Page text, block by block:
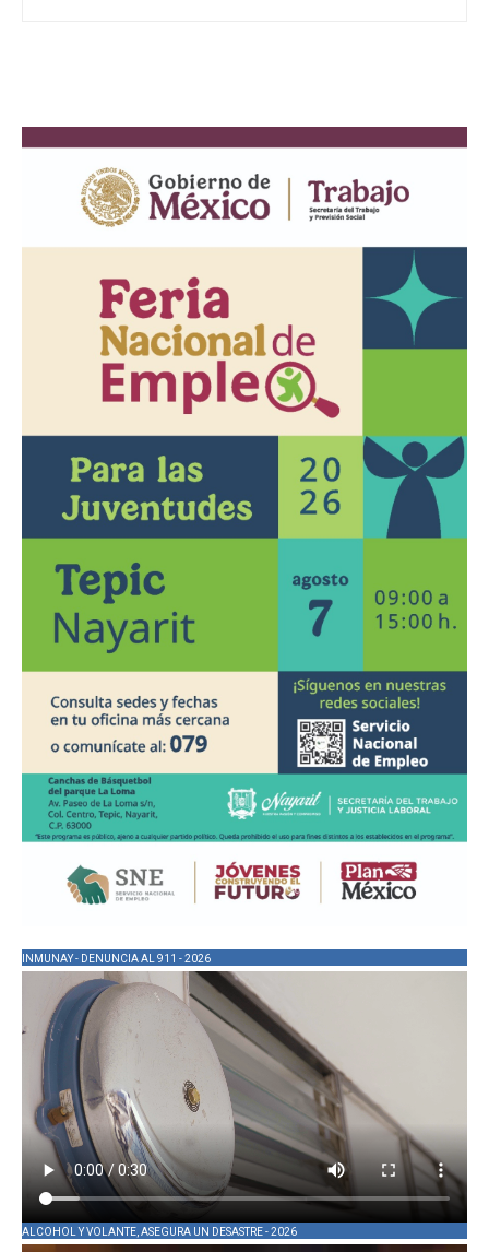
INMUNAY - DENUNCIA AL 911 - 2026
ALCOHOL Y VOLANTE, ASEGURA UN DESASTRE - 2026